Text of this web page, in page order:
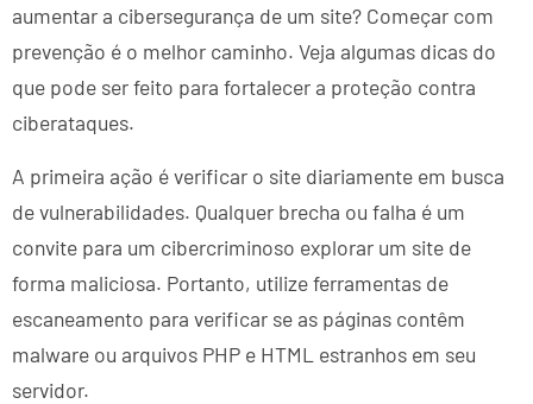
aumentar a cibersegurança de um site? Começar com
prevenção é o melhor caminho. Veja algumas dicas do
que pode ser feito para fortalecer a proteção contra
ciberataques.
A primeira ação é verificar o site diariamente em busca
de vulnerabilidades. Qualquer brecha ou falha é um
convite para um cibercriminoso explorar um site de
forma maliciosa. Portanto, utilize ferramentas de
escaneamento para verificar se as páginas contêm
malware ou arquivos PHP e HTML estranhos em seu
servidor.